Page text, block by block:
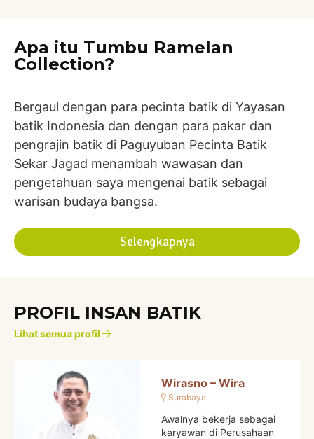
Apa itu Tumbu Ramelan
Collection?
Bergaul dengan para pecinta batik di Yayasan
batik Indonesia dan dengan para pakar dan
pengrajin batik di Paguyuban Pecinta Batik
Sekar Jagad menambah wawasan dan
pengetahuan saya mengenai batik sebagai
warisan budaya bangsa.
Selengkapnya
PROFIL INSAN BATIK
Lihat semua profil
Wirasno – Wira
Surabaya
Awalnya bekerja sebagai
karyawan di Perusahaan